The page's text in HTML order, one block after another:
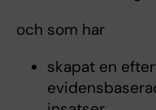
och som har
skapat en